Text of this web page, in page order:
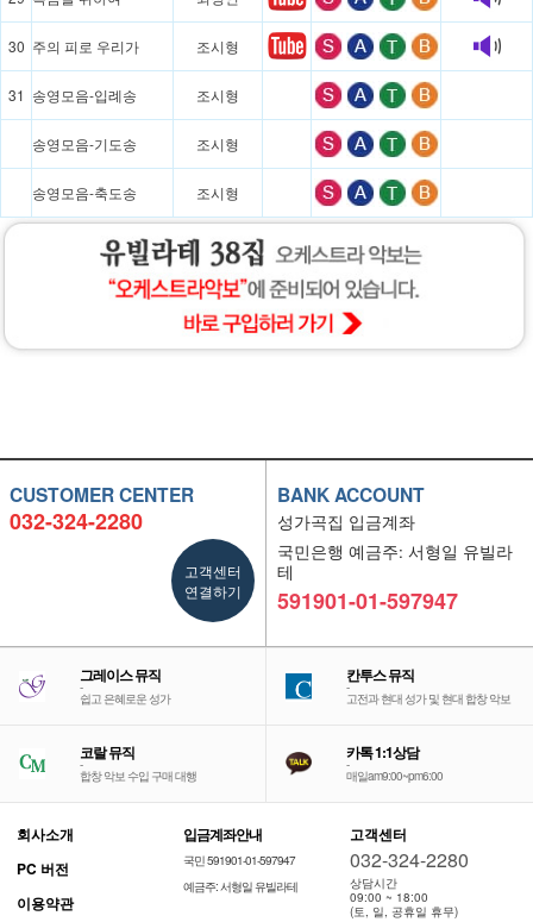
30 주의 피로 우리가 조시형
31 송영모음-입례송 조시형
송영모음-기도송 조시형
송영모음-축도송 조시형
CUSTOMER CENTER
032-324-2280
고객센터
연결하기
BANK ACCOUNT
성가곡집 입금계좌
국민은행 예금주: 서형일 유빌라
테
591901-01-597947
그레이스 뮤직
-
쉽고 은혜로운 성가
칸투스 뮤직
-
고전과 현대 성가 및 현대 합창 악보
코랄 뮤직
-
합창 악보 수입 구매 대행
카톡 1:1상담
-
매일am9:00~pm6:00
회사소개
PC 버전
이용약관
입금계좌안내
국민 591901-01-597947
예금주: 서형일 유빌라테
고객센터
032-324-2280
상담시간
09:00 ~ 18:00
(토, 일, 공휴일 휴무)